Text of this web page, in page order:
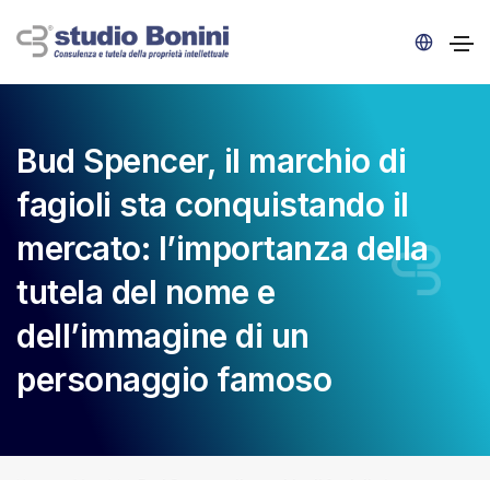
Bud Spencer, il marchio di
fagioli sta conquistando il
mercato: l’importanza della
tutela del nome e
dell’immagine di un
personaggio famoso